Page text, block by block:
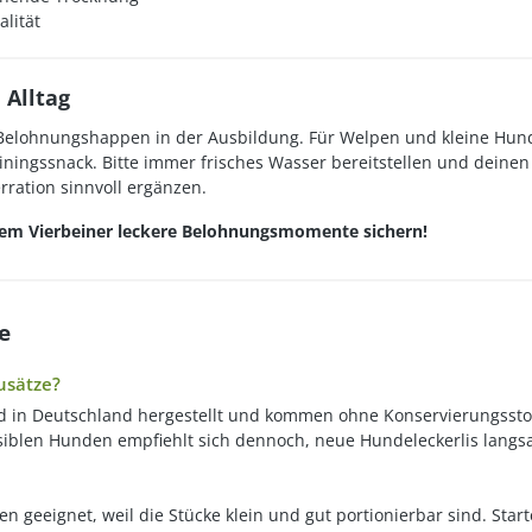
Alltag
in der Ausbildung. Für Welpen und kleine
Bitte immer frisches Wasser bereitstellen und
sinnvoll ergänzen.
Vierbeiner leckere Belohnungsmomente sichern!
Deutschland hergestellt und kommen ohne
Hunden empfiehlt sich dennoch, neue Hundeleckerlis
geeignet, weil die Stücke klein und gut portionierbar sind.